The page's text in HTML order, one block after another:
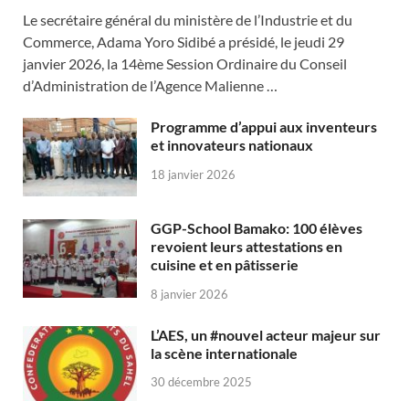
Le secrétaire général du ministère de l’Industrie et du
Commerce, Adama Yoro Sidibé a présidé, le jeudi 29
janvier 2026, la 14ème Session Ordinaire du Conseil
d’Administration de l’Agence Malienne …
Programme d’appui aux inventeurs
et innovateurs nationaux
18 janvier 2026
GGP-School Bamako: 100 élèves
revoient leurs attestations en
cuisine et en pâtisserie
8 janvier 2026
L’AES, un #nouvel acteur majeur sur
la scène internationale
30 décembre 2025